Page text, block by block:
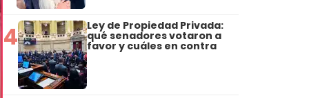
4 Ley de Propiedad Privada:
qué senadores votaron a
favor y cuáles en contra